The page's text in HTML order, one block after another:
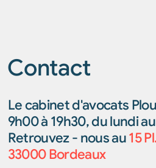
Le cabinet d'avocats
9h00 à 19h30, du lundi
Retrouvez - nous au15
33000 Bordeaux
Contact